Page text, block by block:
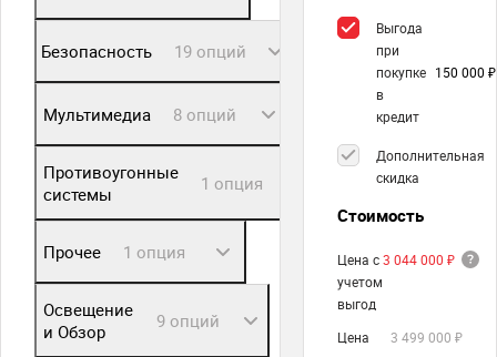
Безопасность 19 опций
Мультимедиа 8 опций
Противоугонные
системы
1 опция
Прочее 1 опция
Освещение
и Обзор
9 опций
Выгода
при
покупке
в
кредит
150 000 ₽
Дополнительная
скидка
Стоимость
Цена с
учетом
выгод
3 044 000 ₽
Цена 3 499 000 ₽